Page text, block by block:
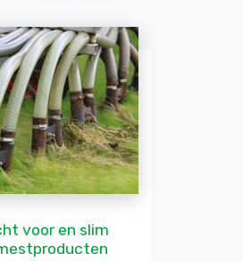
voor en slim